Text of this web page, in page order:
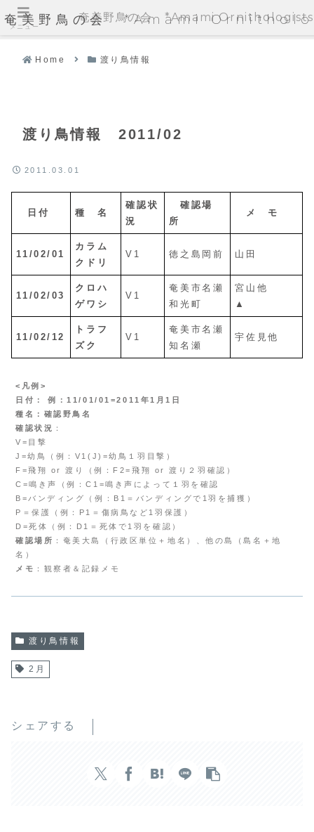
奄美野鳥の会 *Amami
Home 渡り鳥情報
渡り鳥情報 2011/02
2011.03.01
日付 種 名
確認状
況
確認場
所
メ モ
11/02/01
カラム
クドリ
V1 徳之島岡前 山田
11/02/03
クロハ
ゲワシ
V1
奄美市名瀬
和光町
宮山他
▲
11/02/12
トラフ
ズク
V1
奄美市名瀬
知名瀬
宇佐見他
<凡例>
日付： 例：11/01/01=2011年1月1日
種名：確認野鳥名
確認状況
：
V=目撃
J=幼鳥（例：V1(J)=幼鳥１羽目撃）
F=飛翔 or 渡り（例：F2=飛翔 or 渡り２羽確認）
C=鳴き声（例：C1=鳴き声によって１羽を確認
B=バンディング（例：B1＝バンディングで1羽を捕獲）
P＝保護（例：P1＝傷病鳥など1羽保護）
D=死体（例：D1＝死体で1羽を確認）
確認場所 ：奄美大島（行政区単位＋地名）、他の島（島名＋地
名）
メモ ：観察者＆記録メモ
渡り鳥情報
2月
シェアする
メニュー
奄美野鳥の会 *Amami